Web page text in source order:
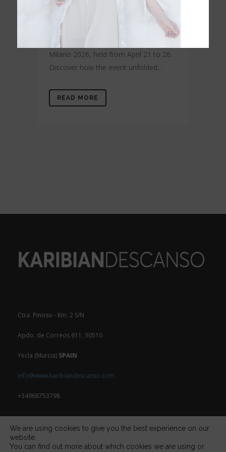
Share
Karibian showcased its latest sleep
innovations at Salone del Mobile
Milano 2026, held from April 21 to 26.
Discover how the event unfolded...
READ MORE
Ctra. Pinoso - Km. 2 S/N
Apdo. de Correos 611, 30510
Yecla (Murcia) SPAIN
info@www.karibiandescanso.com
+34968753798
We are using cookies to give you the best experience on our
website.
You can find out more about which cookies we are using or